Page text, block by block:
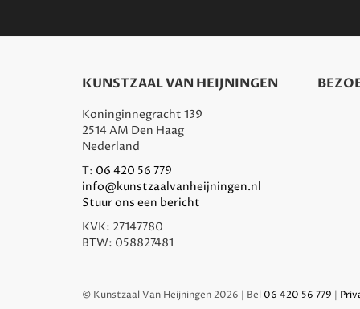
KUNSTZAAL VAN HEIJNINGEN
Koninginnegracht 139
2514 AM Den Haag
Nederland
T: 06 420 56 779
info@kunstzaalvanheijningen.nl
Stuur ons een bericht
KVK: 27147780
BTW: 058827481
© Kunstzaal Van Heijningen 2026 | Bel 06 420 56 779 |